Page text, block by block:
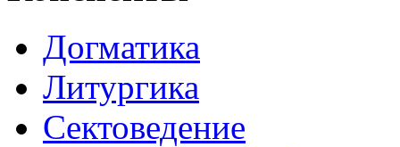
Догматика
Литургика
Сектоведение